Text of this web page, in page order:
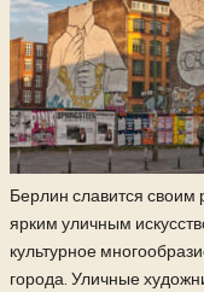
Берлин славится своим
ярким уличным
культурное
города. Уличные